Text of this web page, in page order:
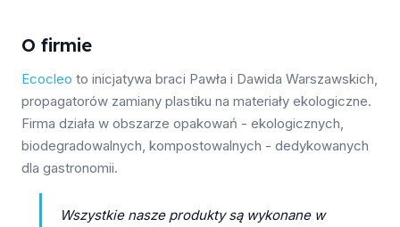
O firmie
Ecocleo to inicjatywa braci Pawła i Dawida Warszawskich,
propagatorów zamiany plastiku na materiały ekologiczne.
Firma działa w obszarze opakowań - ekologicznych,
biodegradowalnych, kompostowalnych - dedykowanych
dla gastronomii.
Wszystkie nasze produkty są wykonane w